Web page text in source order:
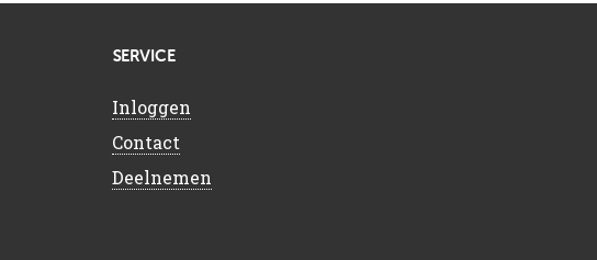
SERVICE
Inloggen
Contact
Deelnemen